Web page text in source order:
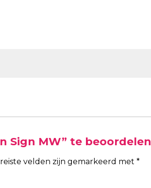
Sign MW” te beoordelen
velden zijn gemarkeerd met *